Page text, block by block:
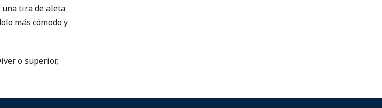
tira de aleta
más cómodo y
o superior,